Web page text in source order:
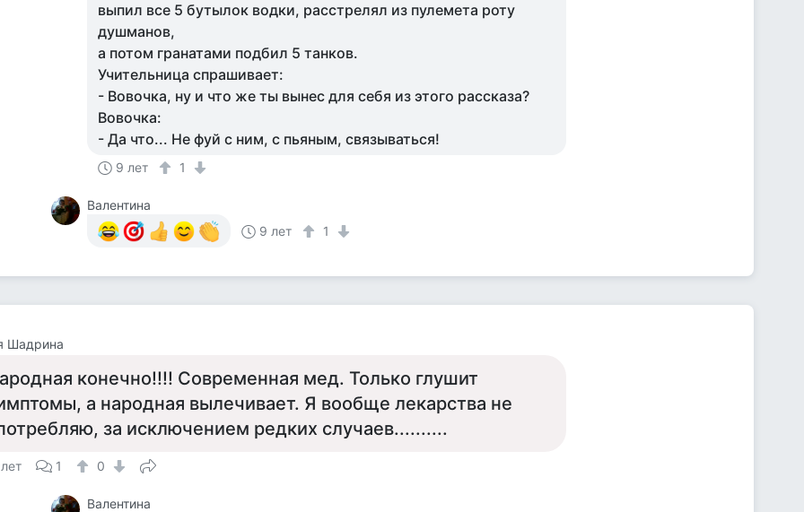
выпил все 5 бутылок водки, расстрелял из пулемета роту
душманов,
а потом гранатами подбил 5 танков.
Учительница спрашивает:
- Вовочка, ну и что же ты вынес для себя из этого рассказа?
Вовочка:
- Да что... Не фуй с ним, с пьяным, связываться!
9 лет 1
Валентина
9 лет
1
Шадрина
конечно!!!! Современная мед. Только глушит
а народная вылечивает. Я вообще лекарства не
за исключением редких случаев..........
1 0
Валентина